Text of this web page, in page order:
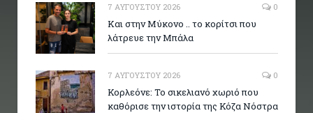
7 ΑΥΓΟΎΣΤΟΥ 2026 0
Και στην Μύκονο .. το κορίτσι που
λάτρευε την Μπάλα
7 ΑΥΓΟΎΣΤΟΥ 2026 0
Κορλεόνε: Το σικελιανό χωριό που
καθόρισε την ιστορία της Κόζα Νόστρα